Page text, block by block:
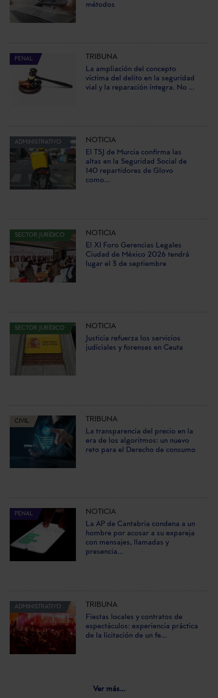
métodos
PENAL
TRIBUNA
La ampliación del concepto
víctima del delito en la seguridad
vial y la reparación íntegra. No ...
ADMINISTRATIVO
NOTICIA
El TSJ de Murcia confirma las
altas en la Seguridad Social de
140 repartidores de Glovo
como...
SECTOR JURÍDICO
NOTICIA
El XI Foro Gerencias Legales
Ciudad de México 2026 tendrá
lugar el 3 de septiembre
SECTOR JURÍDICO
NOTICIA
Justicia refuerza los servicios
judiciales y forenses en Ceuta
CIVIL
TRIBUNA
La transparencia del precio en la
era de los algoritmos: un nuevo
reto para el Derecho de consumo
PENAL
NOTICIA
La AP de Cantabria condena a un
hombre por acosar a su expareja
con mensajes, llamadas y
presencia...
ADMINISTRATIVO
TRIBUNA
Fiestas locales y contratos de
espectáculos: experiencia práctica
de la licitación de un fe...
Ver más...